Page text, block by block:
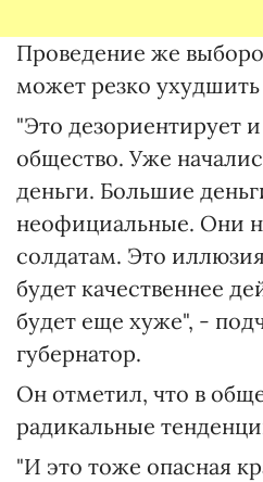
Проведение же
может резко
"Это дезориентирует
общество. Уже
деньги. Большие
неофициальные. Они
солдатам. Это
будет качественнее
будет еще хуже", -
губернатор.
Он отметил, что в
радикальные
"И это тоже опасная